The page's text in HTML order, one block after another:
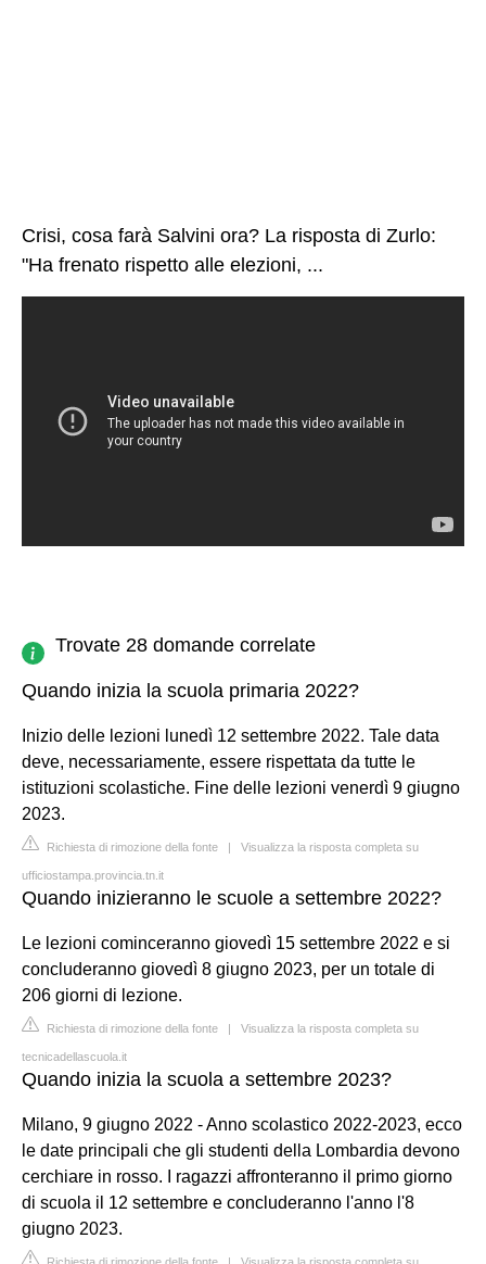
Crisi, cosa farà Salvini ora? La risposta di Zurlo:
"Ha frenato rispetto alle elezioni, ...
Trovate 28 domande correlate
Quando inizia la scuola primaria 2022?
Inizio delle lezioni lunedì 12 settembre 2022. Tale data
deve, necessariamente, essere rispettata da tutte le
istituzioni scolastiche. Fine delle lezioni venerdì 9 giugno
2023.
Richiesta di rimozione della fonte | Visualizza la risposta completa su
ufficiostampa.provincia.tn.it
Quando inizieranno le scuole a settembre 2022?
Le lezioni cominceranno giovedì 15 settembre 2022 e si
concluderanno giovedì 8 giugno 2023, per un totale di
206 giorni di lezione.
Richiesta di rimozione della fonte | Visualizza la risposta completa su
tecnicadellascuola.it
Quando inizia la scuola a settembre 2023?
Milano, 9 giugno 2022 - Anno scolastico 2022-2023, ecco
le date principali che gli studenti della Lombardia devono
cerchiare in rosso. I ragazzi affronteranno il primo giorno
di scuola il 12 settembre e concluderanno l'anno l'8
giugno 2023.
Richiesta di rimozione della fonte | Visualizza la risposta completa su